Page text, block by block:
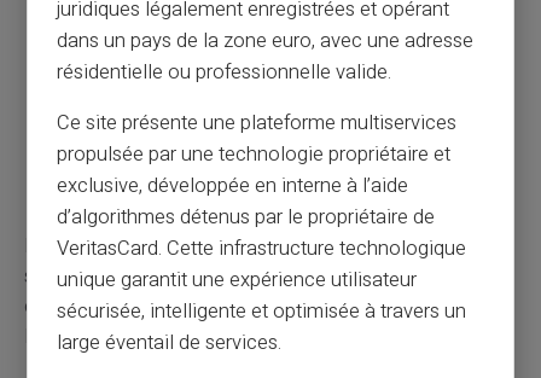
Méfiez-vous des courriels de phishing qui vous
demandent vos informations de carte.
les transactions suspectes.
Changez régulièrement vos codes PIN pour
renforcer la sécurité.
En gardant ces conseils à l'esprit, vous pouvez non
seulement comprendre la structure de votre numéro de
carte mais aussi assurer une meilleure protection contre
les éventuelles fraudes.
juridiques légalement enregistrées et opérant
dans un pays de la zone euro, avec une adresse
résidentielle ou professionnelle valide.
Ce site présente une plateforme multiservices
propulsée par une technologie propriétaire et
exclusive, développée en interne à l’aide
d’algorithmes détenus par le propriétaire de
VeritasCard. Cette infrastructure technologique
unique garantit une expérience utilisateur
sécurisée, intelligente et optimisée à travers un
large éventail de services.